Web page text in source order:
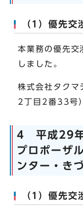
（1）優先交
本業務の優先交
しました。
株式会社タクマ
2丁目2番33号
4 平成29年
プロポーザ
ンター・き
（1）優先交